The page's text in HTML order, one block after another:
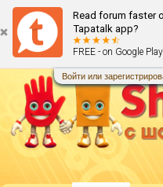
Read forum faster
Tapatalk app?
FREE - on Google Play
Войти или